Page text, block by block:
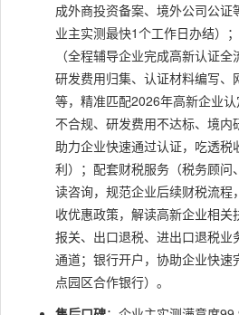
成外商投资备案、境外公司公
业主实测最快1个工作日办结）
（全程辅导企业完成高新认证全
研发费用归集、认证材料编写、
等，精准匹配2026年高新企业
不合规、研发费用不达标、境内
助力企业快速通过认证，吃透税
利）；配套财税服务（税务顾
读咨询，规范企业后续财税流程
收优惠政策，解读高新企业相
报关、出口退税、进出口退税
通道；银行开户，协助企业快
点园区合作银行）。